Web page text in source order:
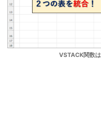
VSTACK関数